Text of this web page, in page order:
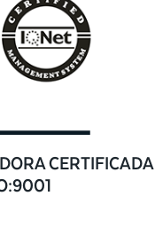
CERTIFICADA